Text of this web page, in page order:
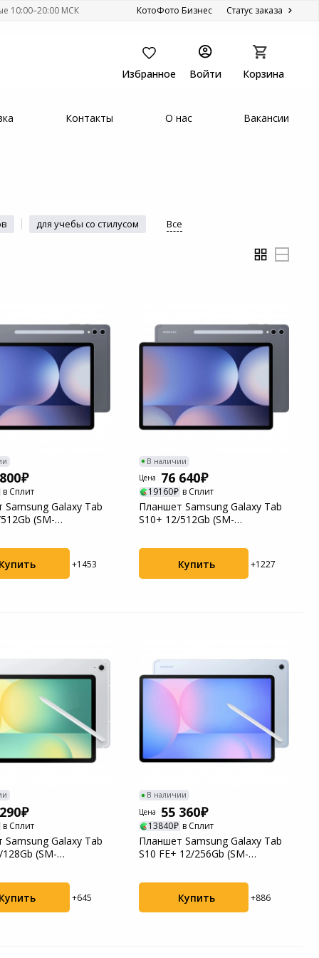
10:00–20:00 МСК КотоФото Бизнес Статус заказа
Корзина
Войти
Избранное
Контакты О нас Вакансии
для учебы со стилусом Все
в Сплит
Galaxy Tab
(SM-
Купить +1453
В наличии
Цена
76 640
19160 в Сплит
Планшет Samsung Galaxy Tab
S10+ 12/512Gb (SM-
Купить +1227
в Сплит
Galaxy Tab
128Gb (SM-
Купить +645
В наличии
Цена
55 360
13840 в Сплит
Планшет Samsung Galaxy Tab
S10 FE+ 12/256Gb (SM-
Купить +886